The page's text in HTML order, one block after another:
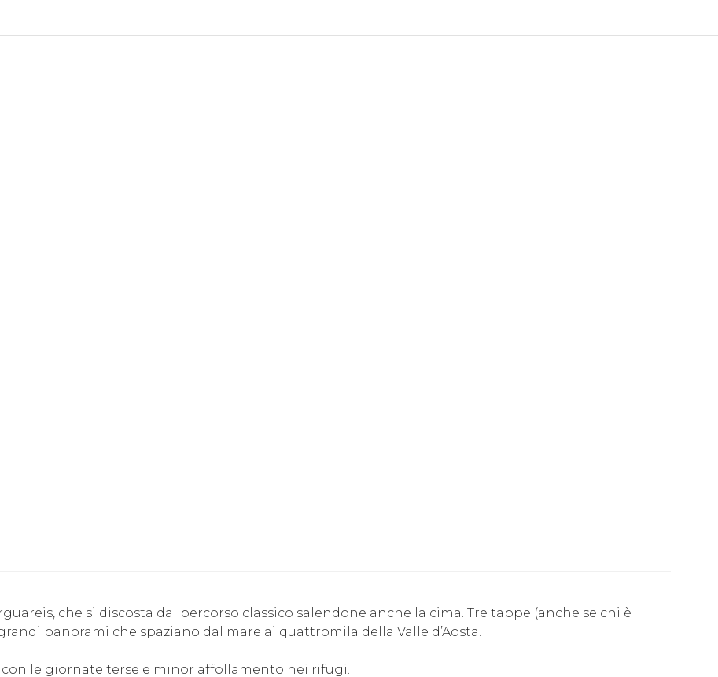
che si discosta dal percorso classico salendone anche la cima. Tre tappe (anche se chi è
panorami che spaziano dal mare ai quattromila della Valle d’Aosta.
con le giornate terse e minor affollamento nei rifugi.